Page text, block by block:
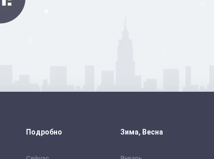
Подробно Зима, Весна